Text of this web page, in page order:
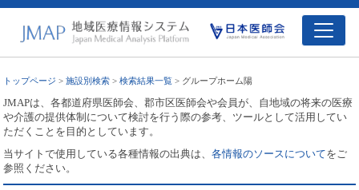
トップページ >施設別検索 >検索結果一覧 > グループホーム陽
JMAPは、各都道府県医師会、郡市区医師会や会員が、自地域の将来の医療
や介護の提供体制について検討を行う際の参考、ツールとして活用してい
ただくことを目的としています。
当サイトで使用している各種情報の出典は、各情報のソースについてをご
参照ください。